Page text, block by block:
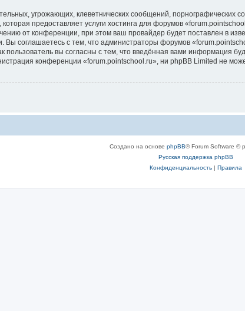
угрожающих, клеветнических сообщений, порнографических
предоставляет услуги хостинга для форумов
от конференции, при этом ваш провайдер будет поставлен в
Вы соглашаетесь с тем, что администраторы форумов
пользователь вы согласны с тем, что введённая вами информация
конференции «forum.pointschool.ru», ни phpBB Limited не
Создано на основе phpBB® Forum Software ©
Русская поддержка phpBB
Конфиденциальность| Правила